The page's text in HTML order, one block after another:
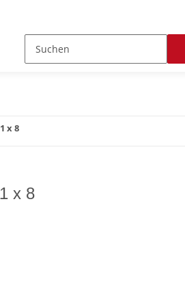
Zubehör
x 8
x 8